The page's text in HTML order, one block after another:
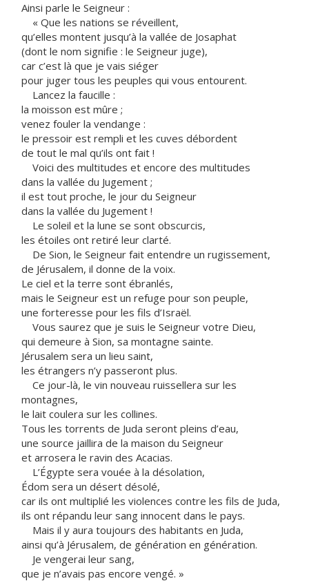
Ainsi parle le Seigneur :
« Que les nations se réveillent,
qu’elles montent jusqu’à la vallée de Josaphat
(dont le nom signifie : le Seigneur juge),
car c’est là que je vais siéger
pour juger tous les peuples qui vous entourent.
Lancez la faucille :
la moisson est mûre ;
venez fouler la vendange :
le pressoir est rempli et les cuves débordent
de tout le mal qu’ils ont fait !
Voici des multitudes et encore des multitudes
dans la vallée du Jugement ;
il est tout proche, le jour du Seigneur
dans la vallée du Jugement !
Le soleil et la lune se sont obscurcis,
les étoiles ont retiré leur clarté.
De Sion, le Seigneur fait entendre un rugissement,
de Jérusalem, il donne de la voix.
Le ciel et la terre sont ébranlés,
mais le Seigneur est un refuge pour son peuple,
une forteresse pour les fils d’Israël.
Vous saurez que je suis le Seigneur votre Dieu,
qui demeure à Sion, sa montagne sainte.
Jérusalem sera un lieu saint,
les étrangers n’y passeront plus.
Ce jour-là, le vin nouveau ruissellera sur les
montagnes,
le lait coulera sur les collines.
Tous les torrents de Juda seront pleins d’eau,
une source jaillira de la maison du Seigneur
et arrosera le ravin des Acacias.
L’Égypte sera vouée à la désolation,
Édom sera un désert désolé,
car ils ont multiplié les violences contre les fils de Juda,
ils ont répandu leur sang innocent dans le pays.
Mais il y aura toujours des habitants en Juda,
ainsi qu’à Jérusalem, de génération en génération.
Je vengerai leur sang,
que je n’avais pas encore vengé. »